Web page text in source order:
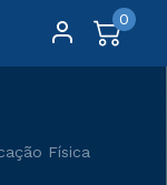
0
Física